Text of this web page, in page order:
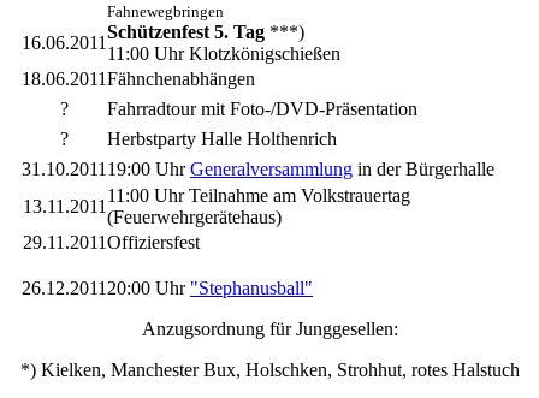
Fahnewegbringen
16.06.2011
Schützenfest 5. Tag ***)
11:00 Uhr Klotzkönigschießen
18.06.2011Fähnchenabhängen
?
Fahrradtour mit Foto-/DVD-Präsentation
?
Herbstparty Halle Holthenrich
31.10.2011 19:00 UhrGeneralversammlung in der Bürgerhalle
13.11.2011
11:00 Uhr Teilnahme am Volkstrauertag
(Feuerwehrgerätehaus)
29.11.2011Offiziersfest
26.12.2011 20:00 Uhr "Stephanusball"
Anzugsordnung für Junggesellen:
*) Kielken, Manchester Bux, Holschken, Strohhut, rotes Halstuch